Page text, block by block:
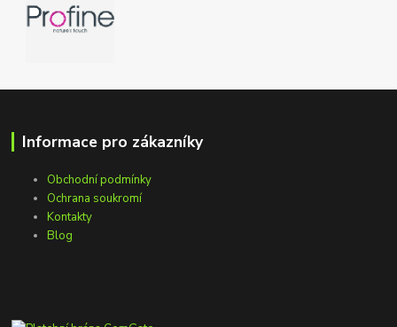
Informace pro zákazníky
Obchodní podmínky
Ochrana soukromí
Kontakty
Blog